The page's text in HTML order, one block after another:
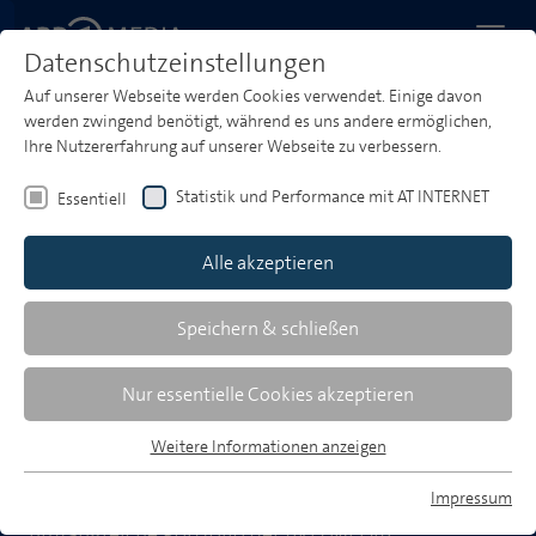
Startseite Produktwelt Portfolio
Relevante Umfelder. Starke
Werbewirkung.
Das Erste steht für hochwertige Unterhaltung,
tagesaktuelle Information und starke
Sportmomente – abgerundet durch ein vielfältiges
Radio-Portfolio und aufmerksamkeitsstarke
Podcasts. Werbetreibende erreichen hier relevante
Zielgruppen flexibel und wirkungsvoll.
Wähle im Drop-Down-Menü das gewünschte
Medium TV, Radio oder Podcast und entdecke das
Datenschutzeinstellungen
Auf unserer Webseite werden Cookies verwendet. Einige davon
werden zwingend benötigt, während es uns andere ermöglichen,
Ihre Nutzererfahrung auf unserer Webseite zu verbessern.
Essentiell Statistik und Performance mit AT INTERNET
Alle akzeptieren
Speichern & schließen
Nur essentielle Cookies akzeptieren
Essentielle Cookies werden für grundlegende Funktionen der
Weitere Informationen anzeigen
Impressum